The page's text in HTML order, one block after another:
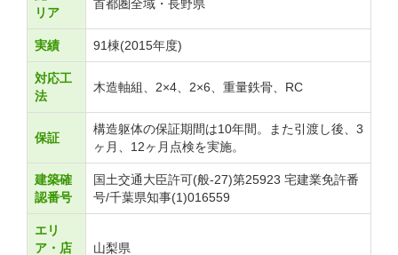
リア
首都圏全域・長野県
実績 91棟(2015年度)
対応工
法
木造軸組、2×4、2×6、重量鉄骨、RC
保証
構造躯体の保証期間は10年間。また引渡し後、3
ヶ月、12ヶ月点検を実施。
建築確
認番号
国土交通大臣許可(般-27)第25923 宅建業免許番
号/千葉県知事(1)016559
エリ
ア・店
山梨県